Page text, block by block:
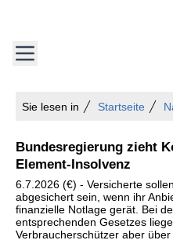
Sie lesen in Startseite
Bundesregierung zieht
Element-Insolvenz
6.7.2026 (€) - Versicherte
abgesichert sein, wenn ihr
finanzielle Notlage gerät. Bei
entsprechenden Gesetzes
Verbraucherschützer aber über